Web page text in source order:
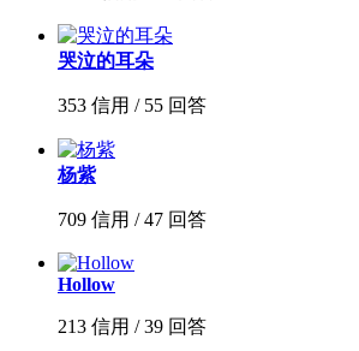
哭泣的耳朵
353 信用 / 55 回答
杨紫
709 信用 / 47 回答
Hollow
213 信用 / 39 回答